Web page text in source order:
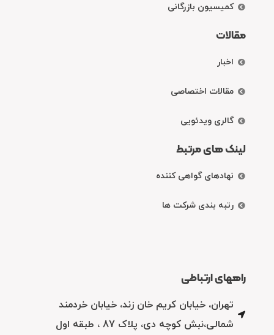
کمیسیون بازرگانی
مقالات
اخبار
مقالات اختصاصی
گالری ویدئویی
لینک های مرتبط
نهادهای گواهی کننده
رتبه بندی شرکت ها
راههای ارتباطی
تهران، خیابان کریم خان زند، خیابان خردمند
شمالی،نبش کوچه دی، پلاک 87 ، طبقه اول